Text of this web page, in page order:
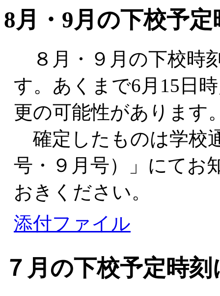
8月・9月の下校予定
８月・９月の下校時
す。あくまで6月15日
更の可能性があります
確定したものは学校
号・９月号）」にてお
おきください。
添付ファイル
７月の下校予定時